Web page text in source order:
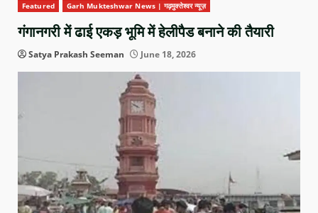
Featured Garh Mukteshwar News | गढ़मुक्तेश्वर न्यूज़
गंगानगरी में ढाई एकड़ भूमि में हेलीपैड बनाने की तैयारी
Satya Prakash Seeman June 18, 2026